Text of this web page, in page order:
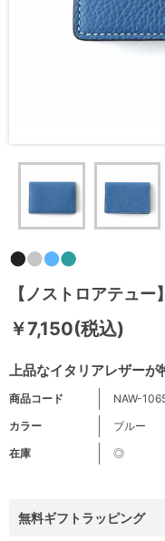
【ノストロアテュ
上品なイタリアレザー
￥7,150(税込)
商品コード
NAW-
カラー
ブルー
在庫
◎
無料ギフトラッピング